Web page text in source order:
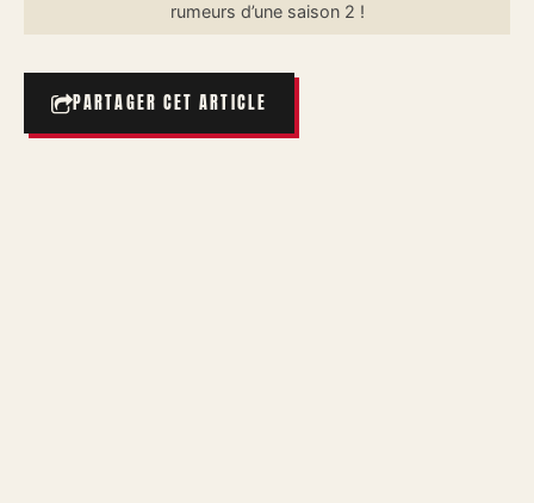
rumeurs d’une saison 2 !
PARTAGER CET ARTICLE